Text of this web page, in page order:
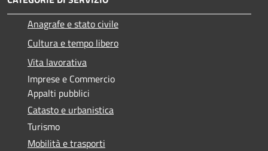
Anagrafe e stato civile
Cultura e tempo libero
Vita lavorativa
Imprese e Commercio
Appalti pubblici
Catasto e urbanistica
Turismo
Mobilità e trasporti